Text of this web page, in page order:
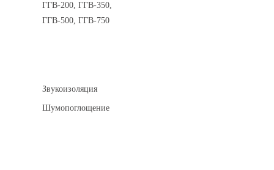
ГГВ-200, ГГВ-350,
ГГВ-500, ГГВ-750
Звукоизоляция
Шумопоглощение